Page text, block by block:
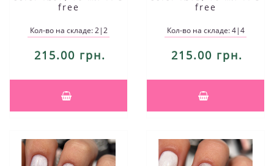
free
Кол-во на складе: 2|2
215.00 грн.
free
Кол-во на складе: 4|4
215.00 грн.